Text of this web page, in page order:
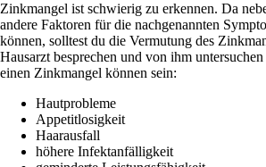
Zinkmangel ist schwierig zu erkennen. Da
andere Faktoren für die nachgenannten
können, solltest du die Vermutung des
Hausarzt besprechen und von ihm
einen Zinkmangel können sein:
Hautprobleme
Appetitlosigkeit
Haarausfall
höhere Infektanfälligkeit